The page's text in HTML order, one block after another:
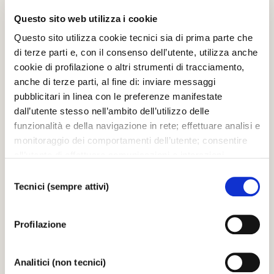
Questo sito web utilizza i cookie
Questo sito utilizza cookie tecnici sia di prima parte che
di terze parti e, con il consenso dell’utente, utilizza anche
cookie di profilazione o altri strumenti di tracciamento,
anche di terze parti, al fine di: inviare messaggi
pubblicitari in linea con le preferenze manifestate
dall’utente stesso nell’ambito dell’utilizzo delle
funzionalità e della navigazione in rete; effettuare analisi e
monitoraggio dei comportamenti dell’utente; consentire
TUTTI”, l’utente acconsente all’uso di tutti i cookie non
tecnici, inclusi quindi quelli di profilazione, analitici e
social. Il consenso è facoltativo e può essere revocato in
qualsiasi momento. Se l’utente desidera modificare le
sinistra dello schermo. Per sapere di più sui cookie che
delTecnici (sempre attivi)
Profilazione
Analitici (non tecnici)
IMMAGINI
RICOSTRUZIONE - Particolari delle Sale Apollinee
25.03.2006
RICOSTRUZIONE - Particolari delle Sale Apollinee
25.03.2006